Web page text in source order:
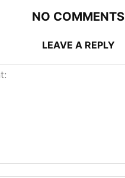
NO COMMENTS
LEAVE A REPLY